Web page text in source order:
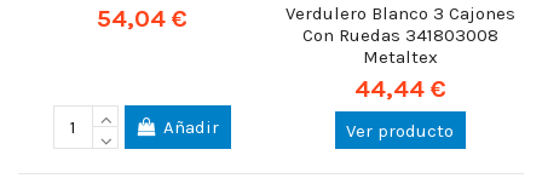
54,04 €
Añadir
Verdulero Blanco 3 Cajones
Con Ruedas 341803008
Metaltex
44,44 €
Ver producto